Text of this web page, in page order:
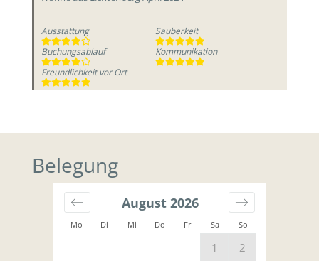
Ausstattung
Sauberkeit
Buchungsablauf
Kommunikation
Freundlichkeit vor Ort
Belegung
Mo Di Mi Do Fr Sa So
August 2026
1
2